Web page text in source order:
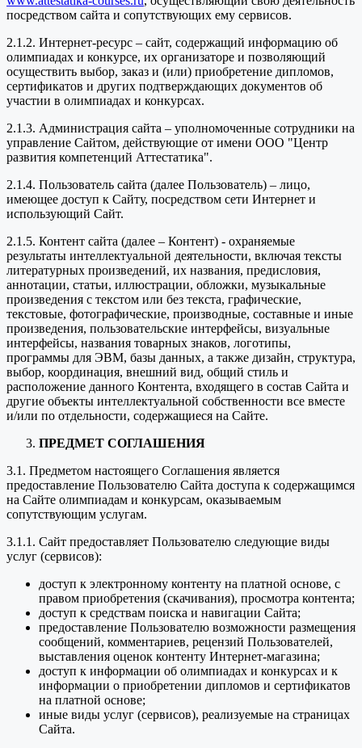
посредством сайта и сопутствующих ему сервисов.
2.1.2. Интернет-ресурс – сайт, содержащий информацию об
олимпиадах и конкурсе, их организаторе и позволяющий
осуществить выбор, заказ и (или) приобретение дипломов,
сертификатов и других подтверждающих документов об
участии в олимпиадах и конкурсах.
2.1.3. Администрация сайта – уполномоченные сотрудники на
управление Сайтом, действующие от имени ООО "Центр
развития компетенций Аттестатика".
2.1.4. Пользователь сайта (далее Пользователь) – лицо,
имеющее доступ к Сайту, посредством сети Интернет и
использующий Сайт.
2.1.5. Контент сайта (далее – Контент) - охраняемые
результаты интеллектуальной деятельности, включая тексты
литературных произведений, их названия, предисловия,
аннотации, статьи, иллюстрации, обложки, музыкальные
произведения с текстом или без текста, графические,
текстовые, фотографические, производные, составные и иные
произведения, пользовательские интерфейсы, визуальные
интерфейсы, названия товарных знаков, логотипы,
программы для ЭВМ, базы данных, а также дизайн, структура,
выбор, координация, внешний вид, общий стиль и
расположение данного Контента, входящего в состав Сайта и
другие объекты интеллектуальной собственности все вместе
и/или по отдельности, содержащиеся на Сайте.
ПРЕДМЕТ СОГЛАШЕНИЯ
3.1. Предметом настоящего Соглашения является
предоставление Пользователю Сайта доступа к содержащимся
на Сайте олимпиадам и конкурсам, оказываемым
сопутствующим услугам.
3.1.1. Сайт предоставляет Пользователю следующие виды
услуг (сервисов):
доступ к электронному контенту на платной основе, с
правом приобретения (скачивания), просмотра контента;
доступ к средствам поиска и навигации Сайта;
предоставление Пользователю возможности размещения
сообщений, комментариев, рецензий Пользователей,
выставления оценок контенту Интернет-магазина;
доступ к информации об олимпиадах и конкурсах и к
информации о приобретении дипломов и сертификатов
на платной основе;
иные виды услуг (сервисов), реализуемые на страницах
Сайта.